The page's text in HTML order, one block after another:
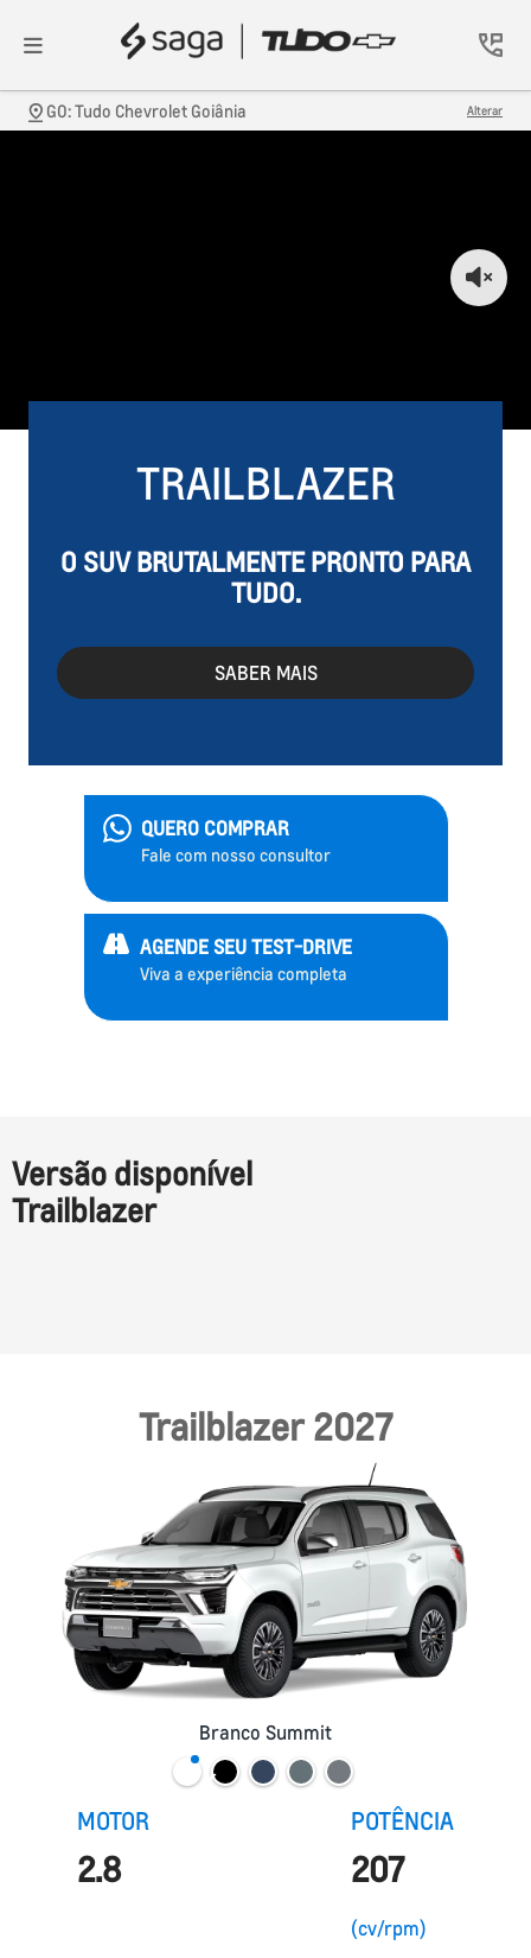
GO: Tudo Chevrolet Goiânia Alterar
TRAILBLAZER
O SUV BRUTALMENTE PRONTO PARA
TUDO.
SABER MAIS
QUERO COMPRAR
Fale com nosso consultor
AGENDE SEU TEST-DRIVE
Viva a experiência completa
Versão disponível
Trailblazer
Trailblazer 2027
Branco Summit
MOTOR
2.8
POTÊNCIA
207
(cv/rpm)